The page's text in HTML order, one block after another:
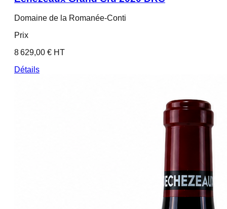
Domaine de la Romanée-Conti
Prix
8 629,00 € HT
Détails